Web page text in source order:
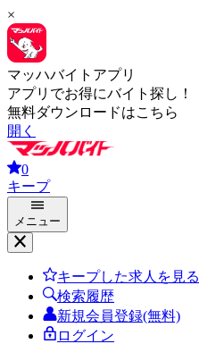
×
マッハバイトアプリ
アプリでお得にバイト探し！
無料ダウンロードはこちら
開く
0
キープ
メニュー
キープした求人を見る
検索履歴
新規会員登録(無料)
ログイン